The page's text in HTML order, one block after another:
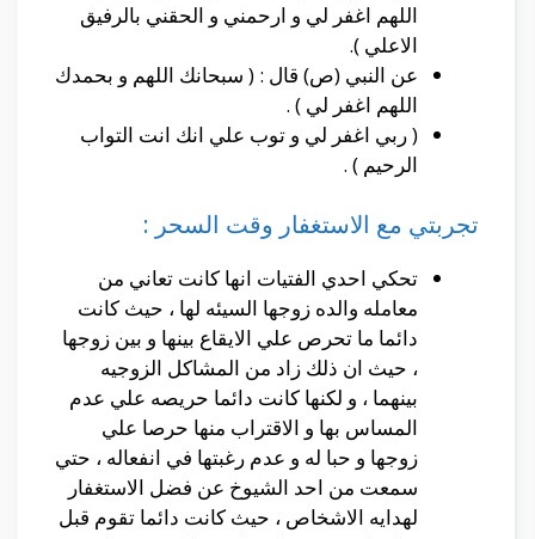
اللهم اغفر لي و ارحمني و الحقني بالرفيق
الاعلي ).
عن النبي (ص) قال : ( سبحانك اللهم و بحمدك
اللهم اغفر لي ) .
( ربي اغفر لي و توب علي انك انت التواب
الرحيم ) .
تجربتي مع الاستغفار وقت السحر :
تحكي احدي الفتيات انها كانت تعاني من
معامله والده زوجها السيئه لها ، حيث كانت
دائما ما تحرص علي الايقاع بينها و بين زوجها
، حيث ان ذلك زاد من المشاكل الزوجيه
بينهما ، و لكنها كانت دائما حريصه علي عدم
المساس بها و الاقتراب منها حرصا علي
زوجها و حبا له و عدم رغبتها في انفعاله ، حتي
سمعت من احد الشيوخ عن فضل الاستغفار
لهدايه الاشخاص ، حيث كانت دائما تقوم قبل